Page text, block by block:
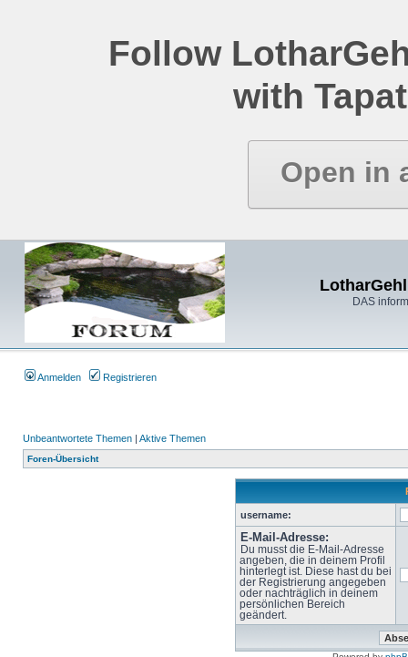
Follow
with
Open in
DAS
Anmelden Registrieren
Unbeantwortete Themen | Aktive Themen
Foren-Übersicht
username:
E-Mail-Adresse:
Du musst die E-Mail-Adresse
angeben, die in deinem Profil
hinterlegt ist. Diese hast du bei
der Registrierung angegeben
oder nachträglich in deinem
persönlichen Bereich
geändert.